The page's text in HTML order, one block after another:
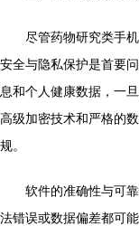
尽管药物研究类手
安全与隐私保护是首要
息和个人健康数据，一
高级加密技术和严格的
规。
软件的准确性与可
法错误或数据偏差都可